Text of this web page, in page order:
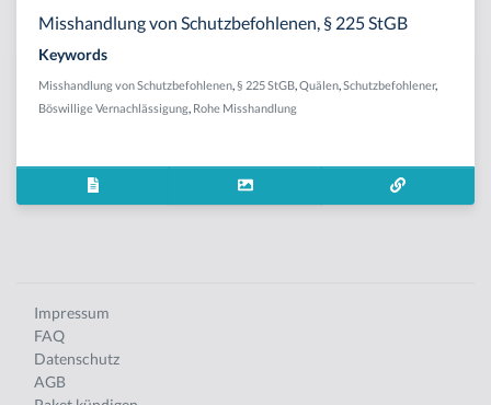
Misshandlung von Schutzbefohlenen, § 225 StGB
Keywords
Misshandlung von Schutzbefohlenen § 225 StGB Quälen Schutzbefohlener,
Böswillige Vernachlässigung Rohe Misshandlung
Impressum
FAQ
Datenschutz
AGB